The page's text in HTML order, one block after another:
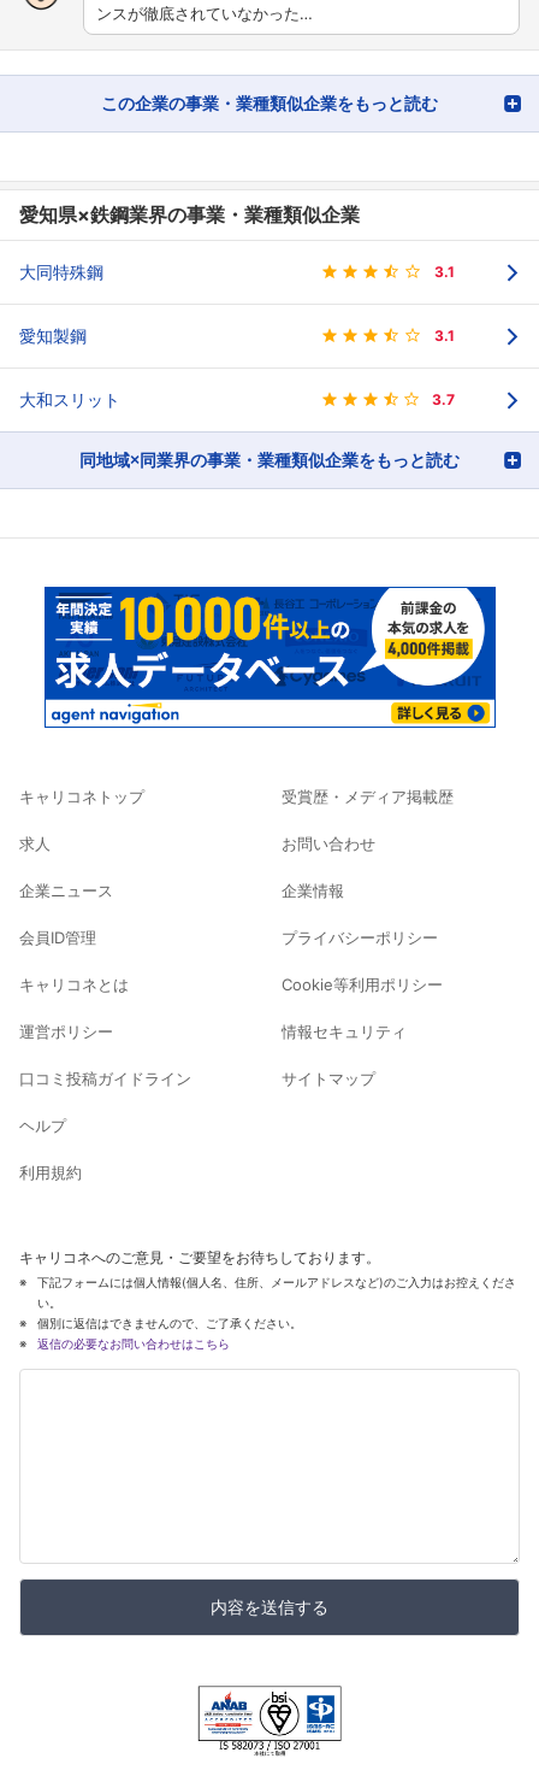
ンスが徹底されていなかった…
この企業の事業・業種類似企業をもっと読む
愛知県×鉄鋼業界の事業・業種類似企業
大同特殊鋼 3.1
愛知製鋼 3.1
大和スリット 3.7
同地域×同業界の事業・業種類似企業をもっと読む
キャリコネトップ
求人
企業ニュース
会員ID管理
キャリコネとは
運営ポリシー
口コミ投稿ガイドライン
ヘルプ
利用規約
受賞歴・メディア掲載歴
お問い合わせ
企業情報
プライバシーポリシー
Cookie等利用ポリシー
情報セキュリティ
サイトマップ
キャリコネへのご意見・ご要望をお待ちしております。
下記フォームには個人情報(個人名、住所、メールアドレスなど)のご入力はお控えくださ
い。
個別に返信はできませんので、ご了承ください。
返信の必要なお問い合わせはこちら
内容を送信する